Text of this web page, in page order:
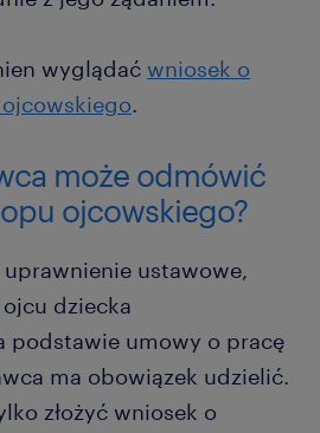
wyglądać wniosek o
.
może odmówić
ojcowskiego?
ustawowe,
dziecka
podstawie umowy o pracę
ma obowiązek udzielić.
złożyć wniosek o